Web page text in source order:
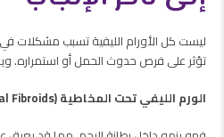
ليست كل الأورام الليفية تسبب مشكلات
تؤثر على فرص حدوث الحمل أو استمراره.
الورم الليفي تحت المخاطية (Submucosal Fibroids)